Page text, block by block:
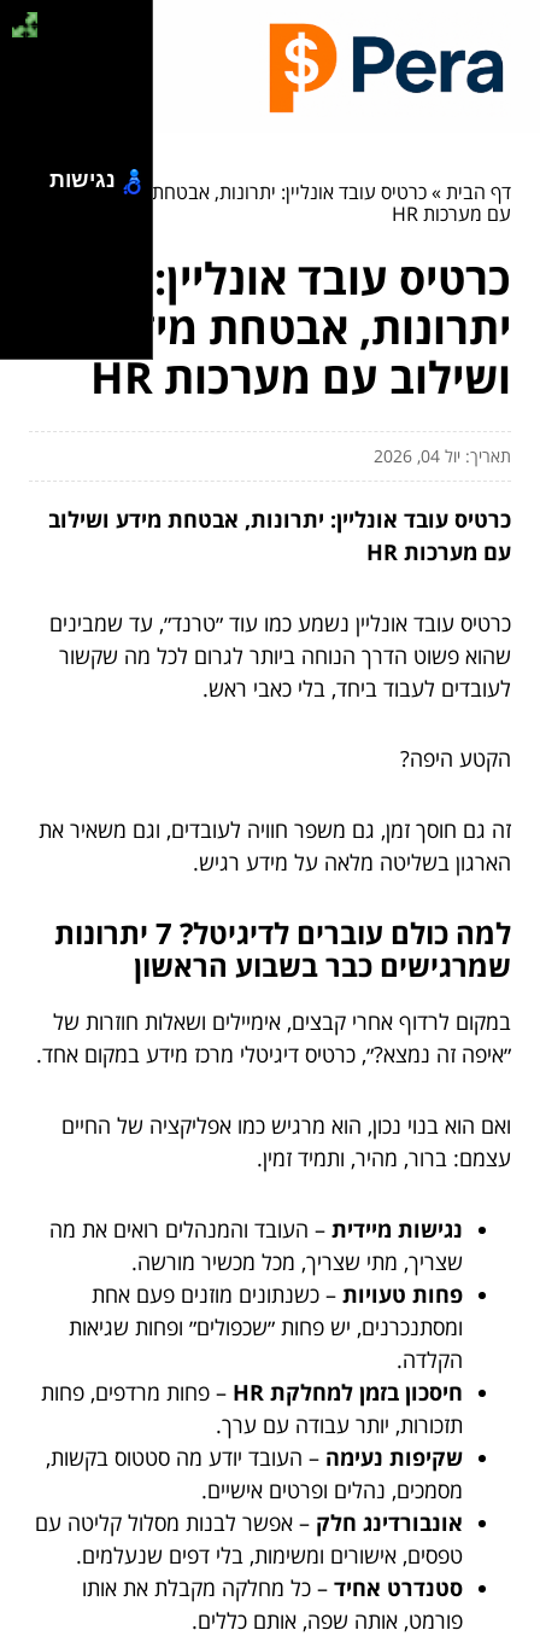
דף הבית»כרטיס עובד אונליין: יתרונות, אבטחת מידע ושילוב
עם מערכות HR
כרטיס עובד אונליין:
יתרונות, אבטחת מידע
ושילוב עם מערכות HR
תאריך: יול 04, 2026
כרטיס עובד אונליין: יתרונות, אבטחת מידע ושילוב
עם מערכות HR
כרטיס עובד אונליין נשמע כמו עוד ״טרנד״, עד שמבינים
שהוא פשוט הדרך הנוחה ביותר לגרום לכל מה שקשור
לעובדים לעבוד ביחד, בלי כאבי ראש.
הקטע היפה?
זה גם חוסך זמן, גם משפר חוויה לעובדים, וגם משאיר את
הארגון בשליטה מלאה על מידע רגיש.
למה כולם עוברים לדיגיטל? 7 יתרונות
שמרגישים כבר בשבוע הראשון
במקום לרדוף אחרי קבצים, אימיילים ושאלות חוזרות של
״איפה זה נמצא?״, כרטיס דיגיטלי מרכז מידע במקום אחד.
ואם הוא בנוי נכון, הוא מרגיש כמו אפליקציה של החיים
עצמם: ברור, מהיר, ותמיד זמין.
נגישות מיידית – העובד והמנהלים רואים את מה
שצריך, מתי שצריך, מכל מכשיר מורשה.
פחות טעויות – כשנתונים מוזנים פעם אחת
ומסתנכרנים, יש פחות ״שכפולים״ ופחות שגיאות
הקלדה.
חיסכון בזמן למחלקת HR
– פחות מרדפים, פחות
תזכורות, יותר עבודה עם ערך.
שקיפות נעימה – העובד יודע מה סטטוס בקשות,
מסמכים, נהלים ופרטים אישיים.
אונבורדינג חלק – אפשר לבנות מסלול קליטה עם
טפסים, אישורים ומשימות, בלי דפים שנעלמים.
סטנדרט אחיד – כל מחלקה מקבלת את אותו
פורמט, אותה שפה, אותם כללים.
נגישות